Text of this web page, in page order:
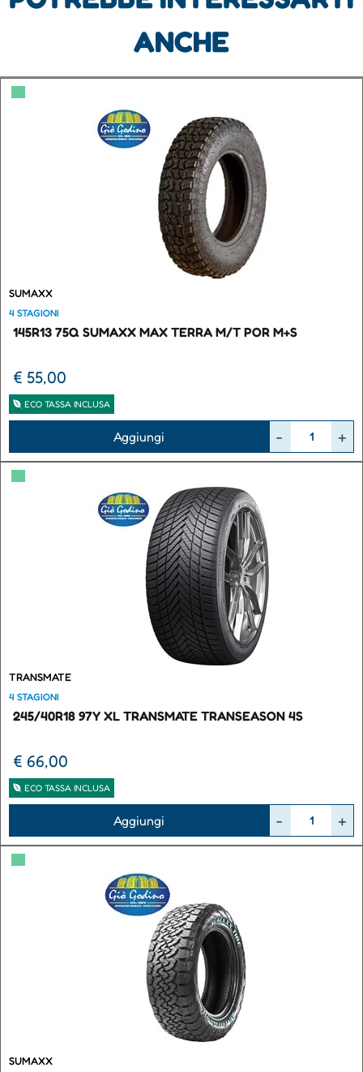
ANCHE
▀
SUMAXX
4 STAGIONI
145R13 75Q SUMAXX MAX TERRA M/T POR M+S
€ 55,00
ECO TASSA INCLUSA
Aggiungi
▀
TRANSMATE
4 STAGIONI
245/40R18 97Y XL TRANSMATE TRANSEASON 4S
€ 66,00
ECO TASSA INCLUSA
Aggiungi
▀
SUMAXX